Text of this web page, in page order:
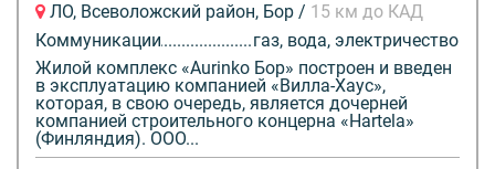
ЛО, Всеволожский район, Бор / 15 км до КАД
Коммуникации
газ, вода, электричество
Жилой комплекс «Aurinko Бор» построен и введен
в эксплуатацию компанией «Вилла-Хаус»,
которая, в свою очередь, является дочерней
компанией строительного концерна «Hartela»
(Финляндия). ООО...